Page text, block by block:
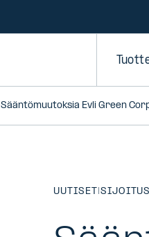
Sääntömuutoksia Evli Green
UUTISET |